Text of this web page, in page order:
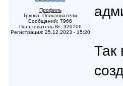
Профиль
Группа: Пользователи
Сообщений: 7966
Пользователь №: 320706
Регистрация: 25.12.2023 - 15:20
Так